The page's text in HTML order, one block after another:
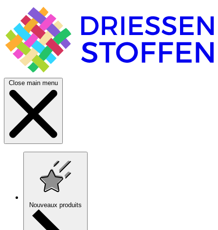
Close main menu
Nouveaux produits